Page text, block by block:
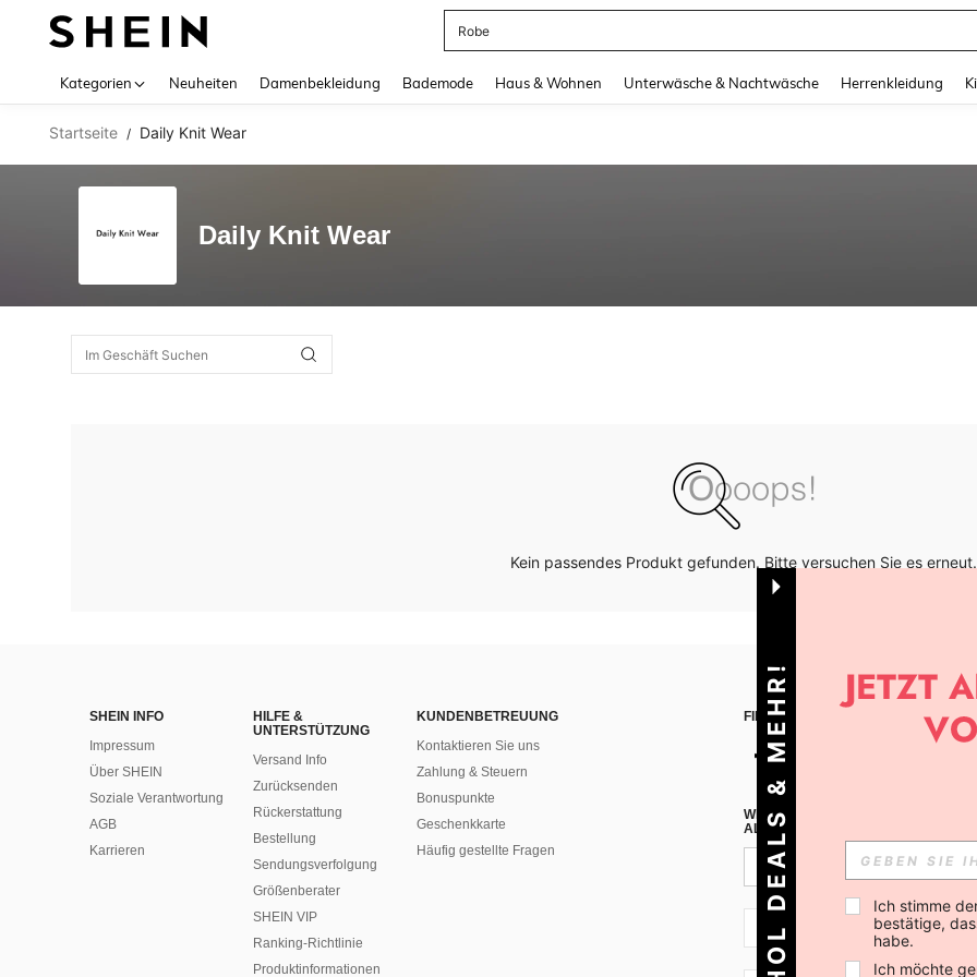
Robe
Kategorien Neuheiten Damenbekleidung Bademode Haus & Wohnen Unterwäsche & Nachtwäsche Herrenkleidung
Startseite / Daily Knit Wear
Daily Knit Wear
Kein passendes Produkt gefunden. Bitte versuchen Sie es erneut.
SHEIN INFO
Impressum
Über SHEIN
Soziale Verantwortung
AGB
Karrieren
HILFE &
UNTERSTÜTZUNG
Versand Info
Zurücksenden
Rückerstattung
Bestellung
Sendungsverfolgung
Größenberater
SHEIN VIP
Ranking-Richtlinie
​Produktinformationen
KUNDENBETREUUNG
Kontaktieren Sie uns
Zahlung & Steuern
Bonuspunkte
Geschenkkarte
Häufig gestellte Fragen
FINDEN SIE UNS AUF
WENN DU DICH FÜR UNSEREN
ALLEN ANDEREN ERFAHREN (DU
CH + 41
HOL DEALS & MEHR! Ich stimme
bestätige,
habe.
Ich möchte